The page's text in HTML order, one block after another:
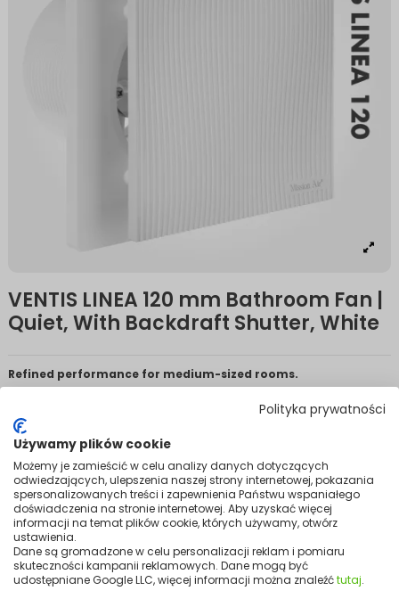
Polityka prywatności
Używamy plików cookie
Możemy je zamieścić w celu analizy danych dotyczących
odwiedzających, ulepszenia naszej strony internetowej, pokazania
spersonalizowanych treści i zapewnienia Państwu wspaniałego
doświadczenia na stronie internetowej. Aby uzyskać więcej
informacji na temat plików cookie, których używamy, otwórz
ustawienia.
Dane są gromadzone w celu personalizacji reklam i pomiaru
skuteczności kampanii reklamowych. Dane mogą być
udostępniane Google LLC, więcej informacji można znaleźćtutaj.
VENTIS LINEA 120 mm Bathroom Fan |
Quiet, With Backdraft Shutter, White
Refined performance for medium-sized rooms.
medium-sized spaces. The minimalist design complements modern,
light interiors beautifully.
Equipped with a backdraught shutter, it effectively prevents air reversal
and stops odours from the ventilation duct entering the room. Stable
airflow and low noise levels guarantee comfortable daily use.
The VENTIS LINEA 120 mm in white is a functional, stylish, and
dependable solution that improves air quality, reduces moisture, and
supports a healthy environment in the bathroom.
Variants